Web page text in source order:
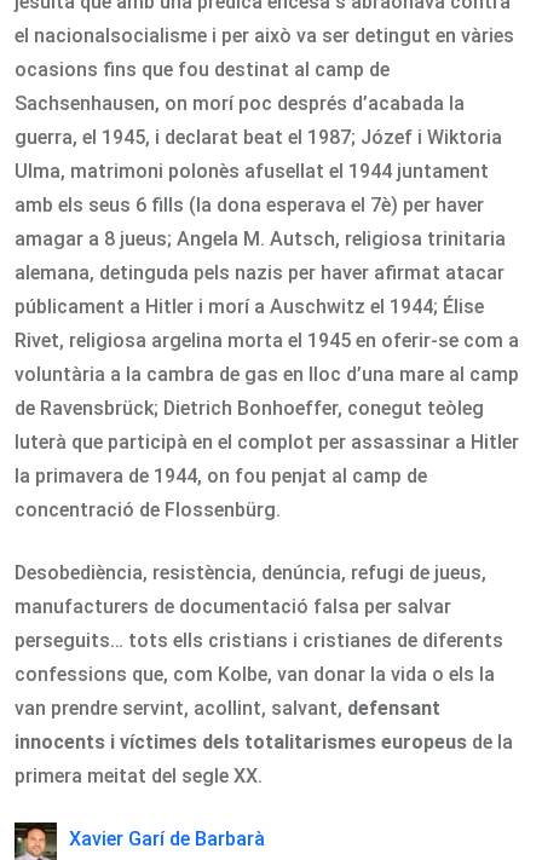
el nacionalsocialisme i per això va ser detingut en vàries
ocasions fins que fou destinat al camp de
Sachsenhausen, on morí poc després d’acabada la
guerra, el 1945, i declarat beat el 1987; Józef i Wiktoria
Ulma, matrimoni polonès afusellat el 1944 juntament
amb els seus 6 fills (la dona esperava el 7è) per haver
amagar a 8 jueus; Angela M. Autsch, religiosa trinitaria
alemana, detinguda pels nazis per haver afirmat atacar
públicament a Hitler i morí a Auschwitz el 1944; Élise
Rivet, religiosa argelina morta el 1945 en oferir-se com a
voluntària a la cambra de gas en lloc d’una mare al camp
de Ravensbrück; Dietrich Bonhoeffer, conegut teòleg
luterà que participà en el complot per assassinar a Hitler
la primavera de 1944, on fou penjat al camp de
concentració de Flossenbürg.
Desobediència, resistència, denúncia, refugi de jueus,
manufacturers de documentació falsa per salvar
perseguits… tots ells cristians i cristianes de diferents
confessions que, com Kolbe, van donar la vida o els la
van prendre servint, acollint, salvant, defensant
innocents i víctimes dels totalitarismes europeus de la
primera meitat del segle XX.
Xavier Garí de Barbarà